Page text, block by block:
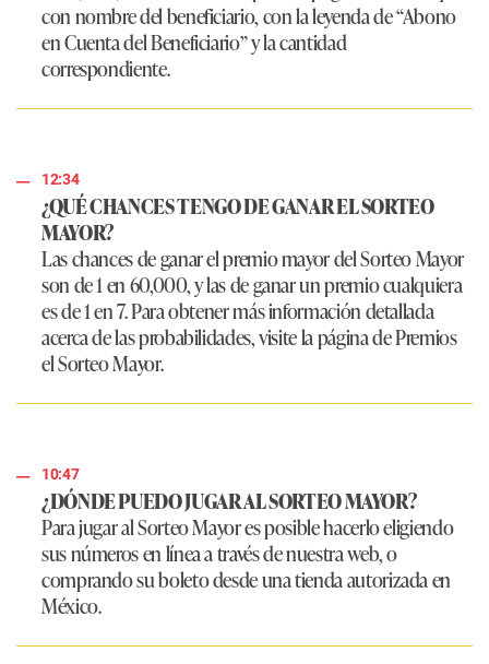
con nombre del beneficiario, con la leyenda de “Abono
en Cuenta del Beneficiario” y la cantidad
correspondiente.
12:34
¿QUÉ CHANCES TENGO DE GANAR EL SORTEO
MAYOR?
Las chances de ganar el premio mayor del Sorteo Mayor
son de 1 en 60,000, y las de ganar un premio cualquiera
es de 1 en 7. Para obtener más información detallada
acerca de las probabilidades, visite la página de Premios
el Sorteo Mayor.
10:47
¿DÓNDE PUEDO JUGAR AL SORTEO MAYOR?
Para jugar al Sorteo Mayor es posible hacerlo eligiendo
sus números en línea a través de nuestra web, o
comprando su boleto desde una tienda autorizada en
México.